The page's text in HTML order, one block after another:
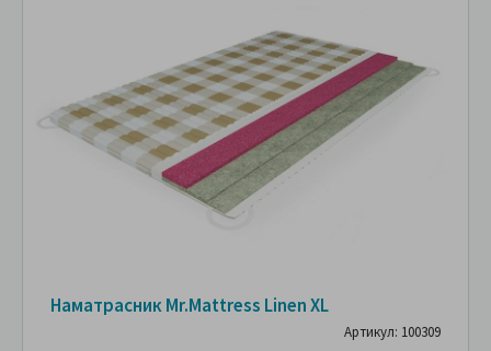
Наматрасник Mr.Mattress Linen XL
Артикул: 100309